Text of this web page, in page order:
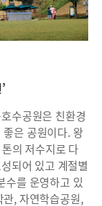
수공원은 친환경
은 공원이다. 왕
의 저수지로 다
되어 있고 계절별
수를 운영하고 있
, 자연학습공원,